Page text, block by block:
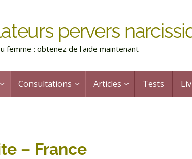
pervers
femme : obtenez de l'aide maintenant
Consultations Articles Tests
– France